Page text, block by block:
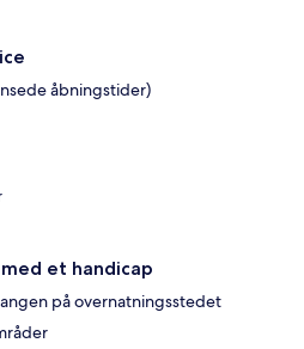
åbningstider)
et handicap
på overnatningsstedet